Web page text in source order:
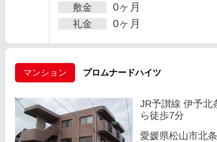
敷金 0ヶ月
礼金 0ヶ月
マンション プロムナードハイツ
JR予讃線 伊予北
ら徒歩7分
愛媛県松山市北